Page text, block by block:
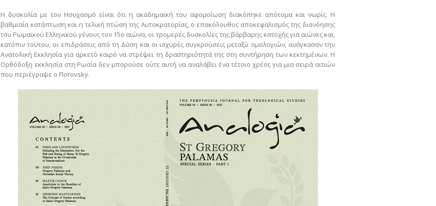
Η δυσκολία με τον Hσυχασμό είναι ότι η ακαδημαϊκή του αφομοίωση διακόπηκε απότομα και νωρίς. Η
βαθμιαία κατάπτωση και η τελική πτώση της Αυτοκρατορίας, ο επακόλουθος αποκεφαλισμός της διανόησης
του Ρωμαϊκού Ελληνικού γένους τον 15ο αιώνα, οι τρομερές δυσκολίες της βάρβαρης κατοχής για αιώνες και,
κατόπιν τούτου, οι επιδράσεις από τη Δύση και οι ισχυρές συγκρούσεις μεταξύ ομολογιών, ανάγκασαν την
Ανατολική Εκκλησία για αρκετό καιρό να στρέψει τη δραστηριότητά της στη συντήρηση των κεκτημένων. Η
Oρθόδοξη εκκλησία στη Ρωσία δεν μπορούσε ούτε αυτή να αναλάβει ένα τέτοιο χρέος για μια σειρά αιτιών
που περιέγραψε ο Florovsky.